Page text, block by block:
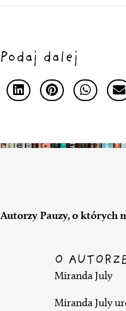
Podaj dalej
Autorzy Pauzy, o których
O
Miranda July
Miranda July